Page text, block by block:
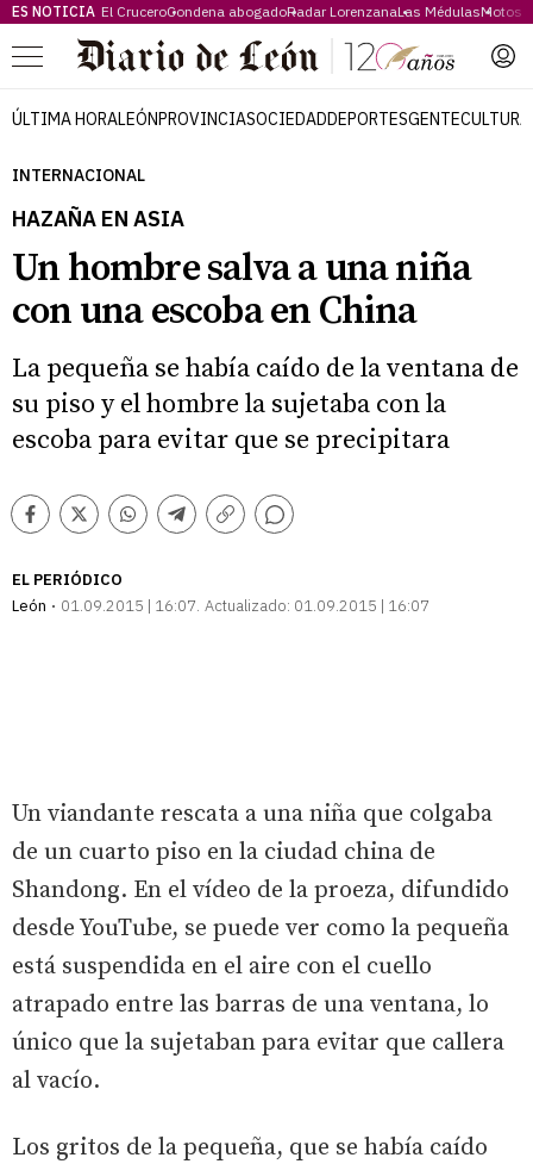
ES NOTICIA El CruceroCondena abogadoRadar LorenzanaLas MédulasMotos
Menú
ÚLTIMA HORALEÓNPROVINCIASOCIEDADDEPORTESGENTECULTURA
INTERNACIONAL
HAZAÑA EN ASIA
Un hombre salva a una niña
con una escoba en China
La pequeña se había caído de la ventana de
su piso y el hombre la sujetaba con la
escoba para evitar que se precipitara
Facebook
TwitterWhatsappTelegram
Copiar
Comentarios
EL PERIÓDICO
León
01.09.2015 | 16:07 Actualizado: 01.09.2015 | 16:07
Un viandante rescata a una niña que colgaba
de un cuarto piso en la ciudad china de
Shandong. En el vídeo de la proeza, difundido
desde YouTube, se puede ver como la pequeña
está suspendida en el aire con el cuello
atrapado entre las barras de una ventana, lo
único que la sujetaban para evitar que callera
al vacío.
Los gritos de la pequeña, que se había caído